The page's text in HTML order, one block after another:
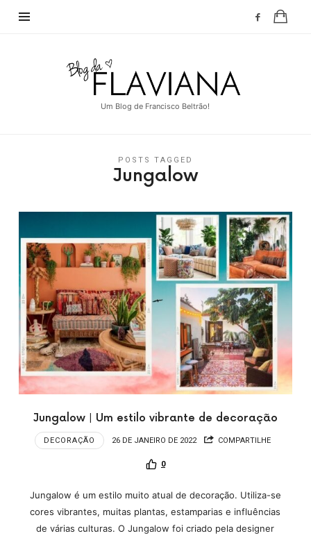
Blog
da
FlavianaUm Blog de Francisco Beltrão!
POSTS TAGGED
Jungalow
Jungalow | Um estilo vibrante de decoração
DECORAÇÃO 26 DE JANEIRO DE 2022 COMPARTILHE
0
Jungalow é um estilo muito atual de decoração. Utiliza-se
cores vibrantes, muitas plantas, estamparias e influências
de várias culturas. O Jungalow foi criado pela designer